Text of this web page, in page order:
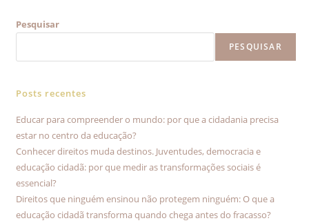
Pesquisar
PESQUISAR
Posts recentes
Educar para compreender o mundo: por que a cidadania precisa
estar no centro da educação?
Conhecer direitos muda destinos. Juventudes, democracia e
educação cidadã: por que medir as transformações sociais é
essencial?
Direitos que ninguém ensinou não protegem ninguém: O que a
educação cidadã transforma quando chega antes do fracasso?